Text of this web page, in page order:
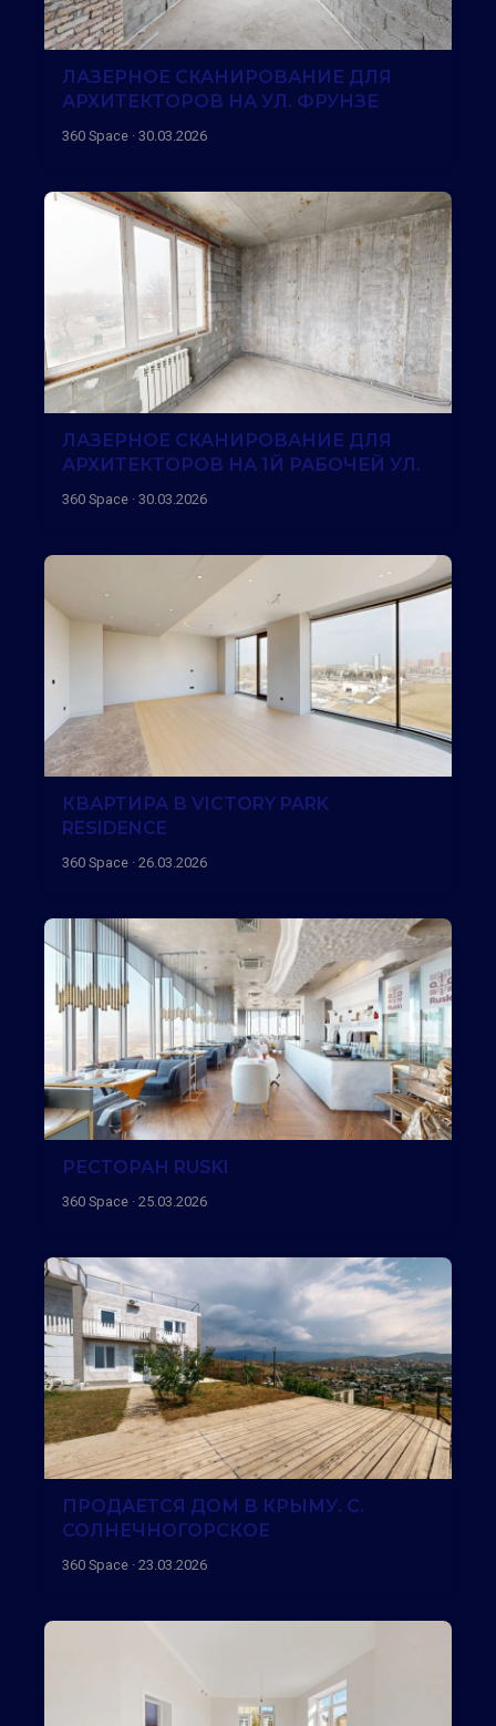
ЛАЗЕРНОЕ СКАНИРОВАНИЕ ДЛЯ
АРХИТЕКТОРОВ НА УЛ. ФРУНЗЕ
360 Space · 30.03.2026
ЛАЗЕРНОЕ СКАНИРОВАНИЕ ДЛЯ
АРХИТЕКТОРОВ НА 1Й РАБОЧЕЙ УЛ.
360 Space · 30.03.2026
КВАРТИРА В VICTORY PARK
RESIDENCE
360 Space · 26.03.2026
РЕСТОРАН RUSKI
360 Space · 25.03.2026
ПРОДАЕТСЯ ДОМ В КРЫМУ. С.
СОЛНЕЧНОГОРСКОЕ
360 Space · 23.03.2026